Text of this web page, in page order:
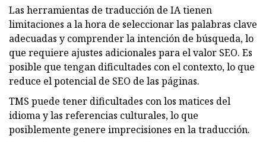
Las herramientas de traducción de IA tienen
limitaciones a la hora de seleccionar las palabras clave
adecuadas y comprender la intención de búsqueda, lo
que requiere ajustes adicionales para el valor SEO. Es
posible que tengan dificultades con el contexto, lo que
reduce el potencial de SEO de las páginas.
TMS puede tener dificultades con los matices del
idioma y las referencias culturales, lo que
posiblemente genere imprecisiones en la traducción.